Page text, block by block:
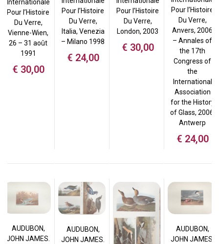
Internationale
Pour l’Histoire
Du Verre,
Vienne-Wien,
26 – 31 août
1991
€ 30,00
Pour l’Histoire
Du Verre,
Italia, Venezia
– Milano 1998
€ 24,00
Pour l’Histoire
Du Verre,
London, 2003
€ 30,00
Pour l’Histoire
Du Verre,
Anvers, 2006
– Annales of
the 17th
Congress of
the
International
Association
for the History
of Glass, 2006,
Antwerp
€ 24,00
AUDUBON,
JOHN JAMES.
AUDUBON,
JOHN JAMES.
AUDUBON,
JOHN JAMES.